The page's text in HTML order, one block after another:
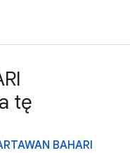
tę
BAHARI